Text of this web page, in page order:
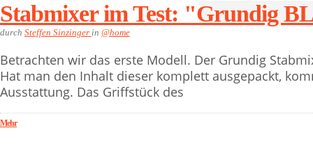
Stabmixer im Test: "Grundig
durch Steffen Sinzinger in @home
Betrachten wir das erste Modell. Der Grundig
Hat man den Inhalt dieser komplett ausgepackt,
Ausstattung. Das Griffstück des
Mehr